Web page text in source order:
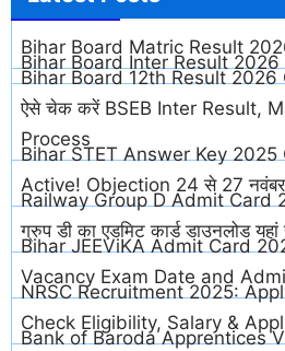
Bihar Board Matric Result
Bihar Board Inter Result 2026
Bihar Board 12th Result
ऐसे चेक करें BSEB Inter Result,
Process
Bihar STET Answer Key 2025
Active! Objection 24 से 27
Railway Group D Admit Card
ग्रुप डी का एडमिट कार्ड डाउनलोड
Bihar JEEViKA Admit Card
Vacancy Exam Date and
NRSC Recruitment 2025:
Check Eligibility, Salary &
Bank of Baroda Apprentices